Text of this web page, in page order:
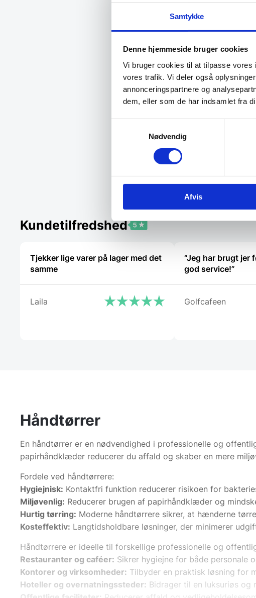
Samtykke
Denne hjemmeside bruger cookies
Vi bruger cookies til at tilpasse vores
vores trafik. Vi deler også
annonceringspartnere og
dem, eller som de har indsamlet fra
Nødvendig
Afvis
Scan-dryer II
Oplev bekvem og
Thermex Scan-Dryer
Kundetilfredshed
Tjekker lige varer på lager med det
samme
Laila
“Jeg har brugt jer
god service!”
Golfcafeen
Håndtørrer
En håndtørrer er en nødvendighed i professionelle og
papirhåndklæder reducerer du affald og skaber en mere
Fordele ved håndtørrere:
Hygiejnisk: Kontaktfri funktion reducerer risikoen for
Miljøvenlig: Reducerer brugen af papirhåndklæder og
Hurtig tørring: Moderne håndtørrere sikrer, at hænderne
Kosteffektiv: Langtidsholdbare løsninger, der minimerer
Håndtørrere er ideelle til forskellige professionelle og
Restauranter og caféer: Sikrer hygiejne for både personale
Kontorer og virksomheder: Tilbyder en praktisk løsning for
Hoteller og overnatningssteder: Bidrager til en luksuriøs